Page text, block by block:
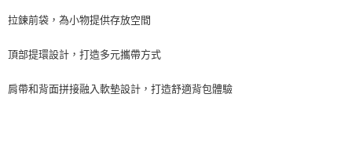
拉鍊前袋，為小物提供存放空間
頂部提環設計，打造多元攜帶方式
肩帶和背面拼接融入軟墊設計，打造舒適背包體驗